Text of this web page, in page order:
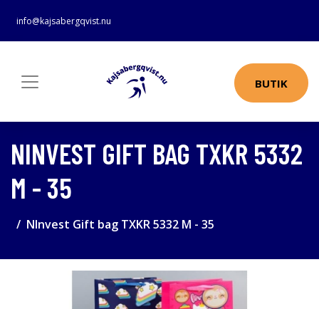
info@kajsabergqvist.nu
BUTIK
NINVEST GIFT BAG TXKR 5332
M - 35
NInvest Gift bag TXKR 5332 M - 35